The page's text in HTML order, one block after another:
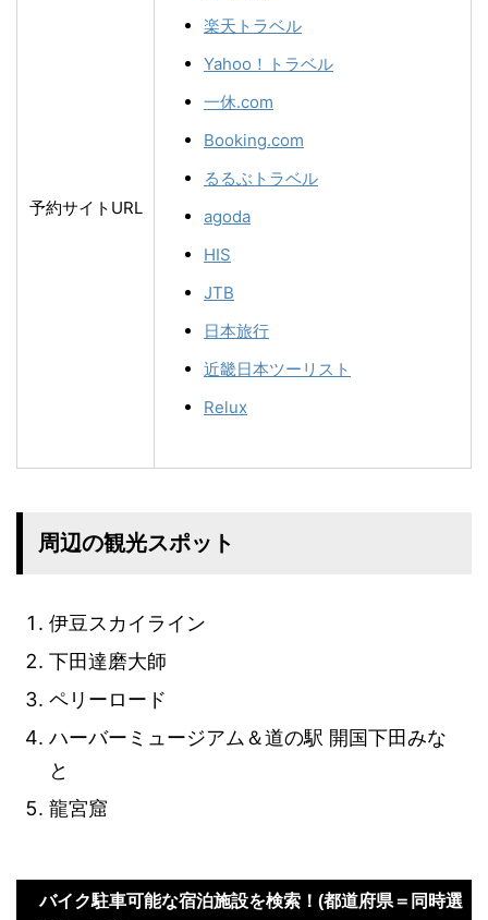
予約サイトURL
楽天トラベル
Yahoo！トラベル
一休.com
Booking.com
るるぶトラベル
agoda
HIS
JTB
日本旅行
近畿日本ツーリスト
Relux
周辺の観光スポット
伊豆スカイライン
下田達磨大師
ペリーロード
ハーバーミュージアム＆道の駅 開国下田みな
と
龍宮窟
バイク駐車可能な宿泊施設を検索！(都道府県＝同時選